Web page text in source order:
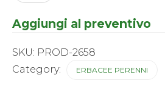
-
quantity
Aggiungi al preventivo
SKU: PROD-2658
Category:
ERBACEE PERENNI